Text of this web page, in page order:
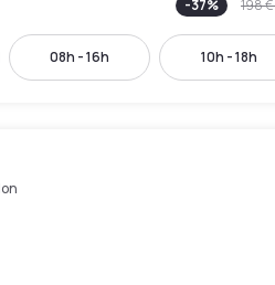
-37% 198 €
08h - 16h 10h - 18h